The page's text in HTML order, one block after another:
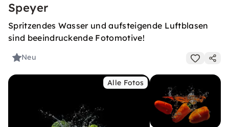
Speyer
Spritzendes Wasser und aufsteigende Luftblasen
sind beeindruckende Fotomotive!
Neu
Alle Fotos